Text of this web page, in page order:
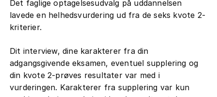
Det faglige optagelsesudvalg på uddannelsen
lavede en helhedsvurdering ud fra de seks kvote 2-
kriterier.
Dit interview, dine karakterer fra din
adgangsgivende eksamen, eventuel supplering og
din kvote 2-prøves resultater var med i
vurderingen. Karakterer fra supplering var kun